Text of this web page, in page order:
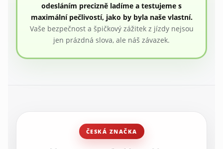
odesláním precizně ladíme a testujeme s
maximální pečlivostí, jako by byla naše vlastní.
Vaše bezpečnost a špičkový zážitek z jízdy nejsou
jen prázdná slova, ale náš závazek.
ČESKÁ ZNAČKA